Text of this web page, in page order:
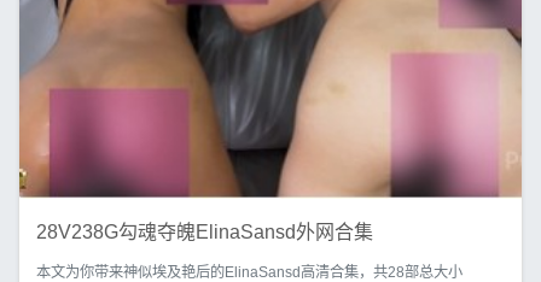
28V238G勾魂夺魄ElinaSansd外网合集
本文为你带来神似埃及艳后的ElinaSansd高清合集，共28部总大小